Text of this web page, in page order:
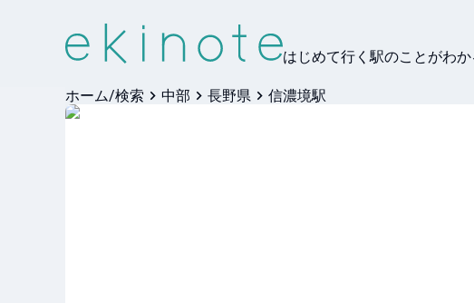
はじめて行く駅のことがわ
ホーム/検索 中部 長野県 信濃境駅